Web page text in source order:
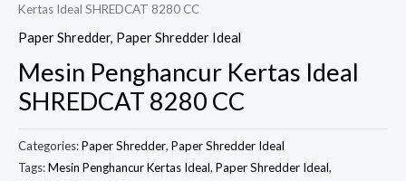
Kertas Ideal SHREDCAT 8280 CC
Paper Shredder, Paper Shredder Ideal
Mesin Penghancur Kertas Ideal
SHREDCAT 8280 CC
Categories:Paper Shredder, Paper Shredder Ideal
Tags:Mesin Penghancur Kertas Ideal, Paper Shredder Ideal,